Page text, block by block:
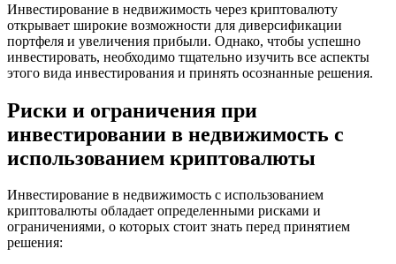
Инвестирование в недвижимость через криптовалюту
открывает широкие возможности для диверсификации
портфеля и увеличения прибыли. Однако, чтобы успешно
инвестировать, необходимо тщательно изучить все аспекты
этого вида инвестирования и принять осознанные решения.
Риски и ограничения при
инвестировании в недвижимость с
использованием криптовалюты
Инвестирование в недвижимость с использованием
криптовалюты обладает определенными рисками и
ограничениями, о которых стоит знать перед принятием
решения: